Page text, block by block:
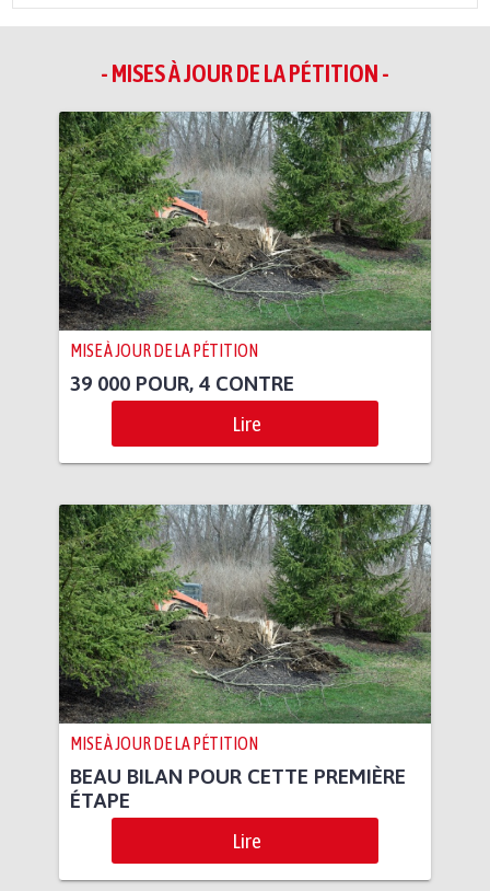
- MISES À JOUR DE LA PÉTITION -
MISE À JOUR DE LA PÉTITION
39 000 POUR, 4 CONTRE
Lire
MISE À JOUR DE LA PÉTITION
BEAU BILAN POUR CETTE PREMIÈRE
ÉTAPE
Lire